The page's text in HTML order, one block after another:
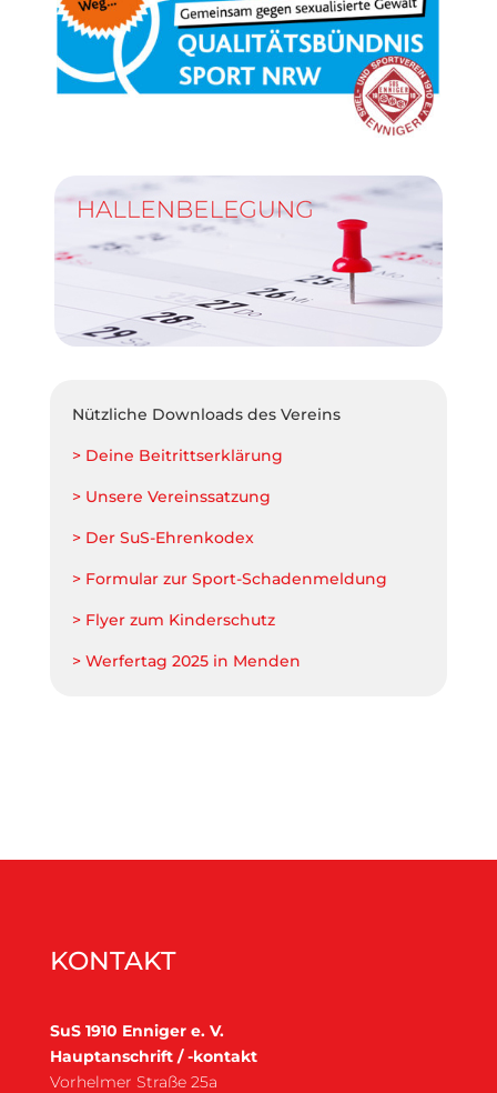
Nützliche Downloads des Vereins
> Deine Beitrittserklärung
> Unsere Vereinssatzung
> Der SuS-Ehrenkodex
> Formular zur Sport-Schadenmeldung
> Flyer zum Kinderschutz
> Werfertag 2025 in Menden
KONTAKT
SuS 1910 Enniger e. V.
Hauptanschrift / -kontakt
Vorhelmer Straße 25a